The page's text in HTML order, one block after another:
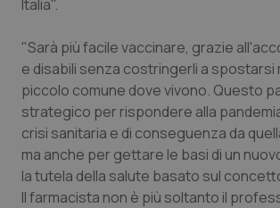
Sicilia
Toscana
Umbria
Neuroscienze & patologie
Obesità
Oftalmologia
Italia".
"Sarà più facile vaccinare, grazie
e disabili senza costringerli a spostarsi
piccolo comune dove vivono. Questo
strategico per rispondere alla
crisi sanitaria e di conseguenza da
ma anche per gettare le basi di un
la tutela della salute basato sul
Il farmacista non è più soltanto il